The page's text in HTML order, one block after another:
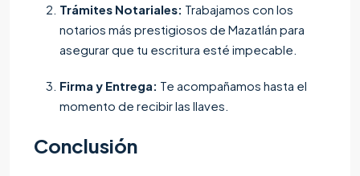
Trámites Notariales: Trabajamos con los
notarios más prestigiosos de Mazatlán para
asegurar que tu escritura esté impecable.
Firma y Entrega: Te acompañamos hasta el
momento de recibir las llaves.
Conclusión